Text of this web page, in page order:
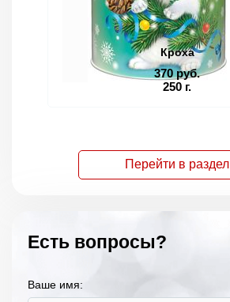
Кроха
370 руб.
250 г.
Перейти в раздел
Есть вопросы?
Ваше имя: